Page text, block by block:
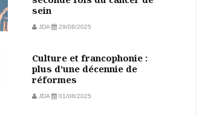
sein
JDA 29/08/2025
Culture et francophonie :
plus d’une décennie de
réformes
JDA 01/08/2025